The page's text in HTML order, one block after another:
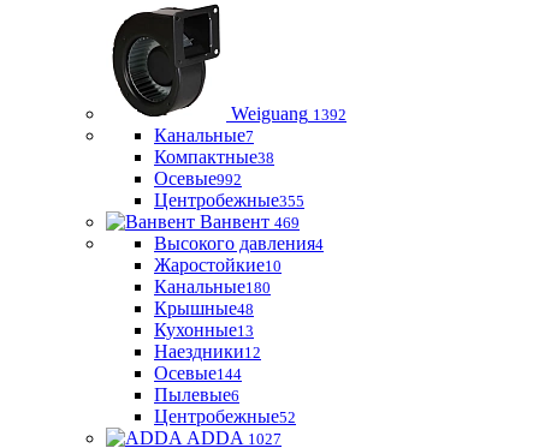
Weiguang 1392
Канальные7
Компактные38
Осевые992
Центробежные355
Ванвент 469
Высокого давления4
Жаростойкие10
Канальные180
Крышные48
Кухонные13
Наездники12
Осевые144
Пылевые6
Центробежные52
ADDA 1027